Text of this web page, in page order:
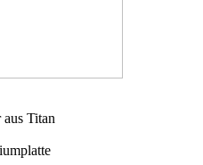
Titan